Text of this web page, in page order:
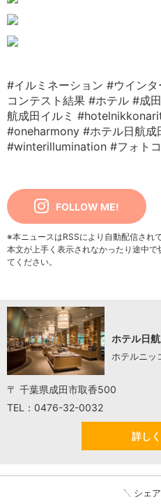
#イルミネーション #ウインタ
コンテスト結果 #ホテル #成田
航成田イルミ
#oneharmony #ホテル日航
#winterillumination #フォト
FOLLOW ME!
※本ニュースはRSSにより自動配信されて
本文が上手く表示されなかったり途中
てください。
ホテル日
ホテルニッ
〒 千葉県成田市取香500
TEL：0476-32-0032
詳し
シェ